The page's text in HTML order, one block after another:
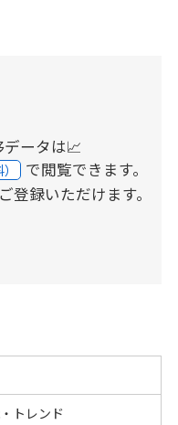
ータは📈
） で閲覧できます。
登録いただけます。
トレンド